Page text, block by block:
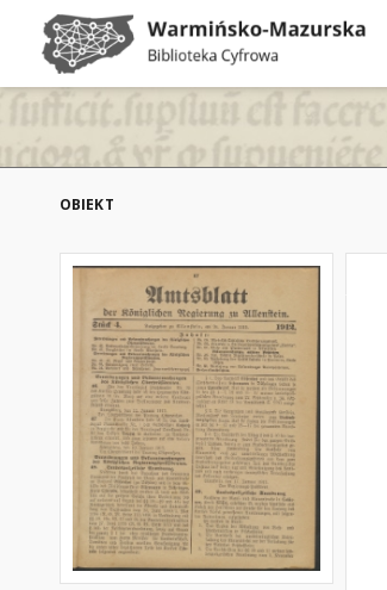
OBIEKT